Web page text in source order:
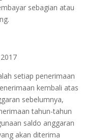
sebagian atau
setiap penerimaan
kembali atas
sebelumnya,
tahun-tahun
saldo anggaran
akan diterima